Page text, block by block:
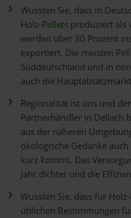
Wussten Sie, dass in
Holz-Pellets produziert als
werden über 30 Prozent
exportiert. Die meisten
Süddeutschland und in
auch die
Regionalität ist uns und
Partnerhändler in Dellach
aus der näheren
ökologische Gedanke
kurz kommt. Das
Jahr dichter und die
Wussten Sie, dass für
üblichen Bestimmungen